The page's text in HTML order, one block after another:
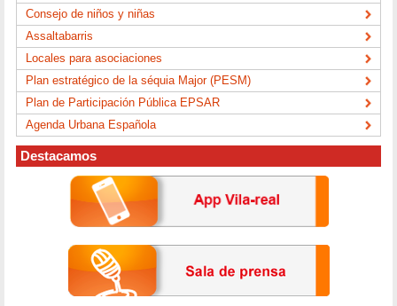
Consejo de niños y niñas
Assaltabarris
Locales para asociaciones
Plan estratégico de la séquia Major (PESM)
Plan de Participación Pública EPSAR
Agenda Urbana Española
Destacamos